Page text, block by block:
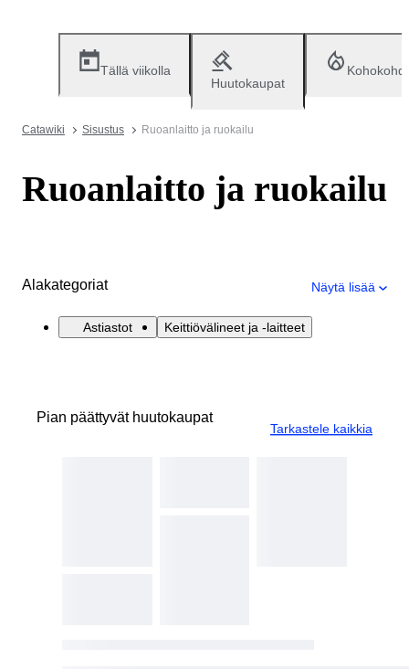
Tällä viikolla
Huutokaupat
Catawiki Sisustus Ruoanlaitto ja ruokailu
Ruoanlaitto ja ruokailu
Alakategoriat Näytä lisää
Astiastot Keittiövälineet ja -laitteet
Pian päättyvät huutokaupat
Tarkastele kaikkia